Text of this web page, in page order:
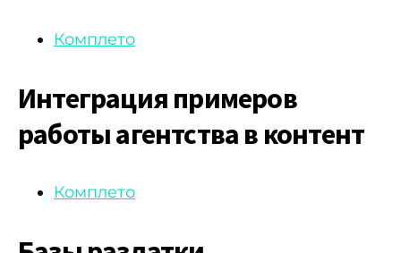
Комплето
Интеграция примеров
работы агентства в контент
Комплето